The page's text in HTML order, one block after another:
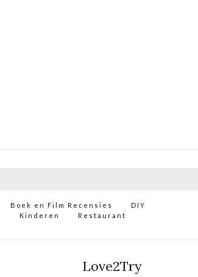
Boek en Film Recensies
DIY
Kinderen
Restaurant
Love2Try